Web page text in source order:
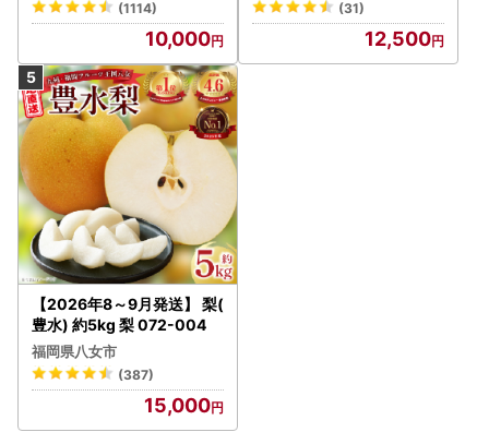
合わせについては翌営業日の対応となります。
シャインマスカット1.2kg A
LPAA003 | 人気 山梨産 高
評価 ランキング おすすめ |
(1114)
10,000
(31)
12,500
【2026年8～9月発送】 梨(
豊水) 約5kg 梨 072-004
福岡県八女市
(387)
15,000